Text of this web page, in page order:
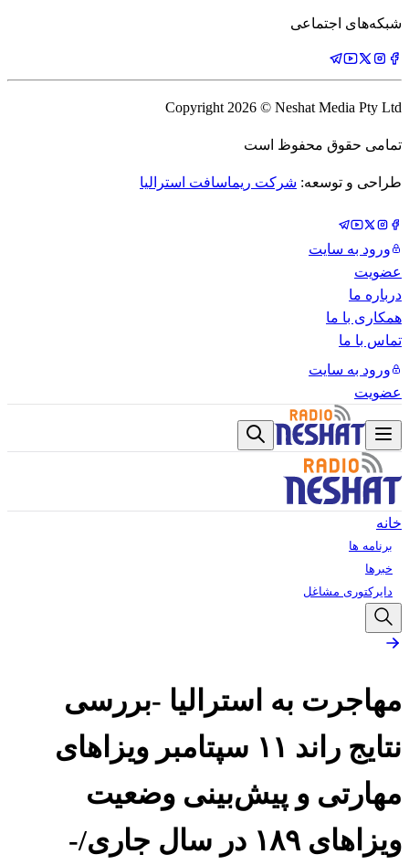
شبکه‌های اجتماعی
Copyright 2026 © Neshat Media Pty Ltd
تمامی حقوق محفوظ است
طراحی و توسعه: شرکت ریماسافت استرالیا
ورود به سایت
عضویت
درباره ما
همکاری با ما
تماس با ما
ورود به سایت
عضویت
خانه
برنامه ها
خبرها
دایرکتوری مشاغل
مهاجرت به استرالیا -بررسی
نتایج راند ۱۱ سپتامبر ویزاهای
مهارتی و پیش‌بینی وضعیت
ویزاهای ۱۸۹ در سال جاری/-